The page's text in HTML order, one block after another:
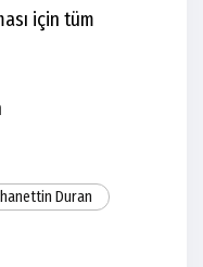
için tüm
Duran